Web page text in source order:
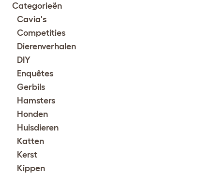
Categorieën
Cavia's
Competities
Dierenverhalen
DIY
Enquêtes
Gerbils
Hamsters
Honden
Huisdieren
Katten
Kerst
Kippen